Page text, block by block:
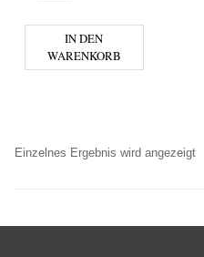
IN DEN
WARENKORB
Einzelnes Ergebnis wird angezeigt